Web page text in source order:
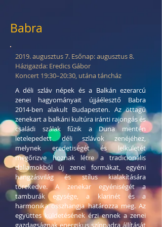
Babra
2019. augusztus 7. Esőnap: augusztus 8.
Házigazda: Eredics Gábor
Koncert 19:30–20:30, utána táncház
A déli szláv népek és a Balkán ezerarcú
zenei hagyományait újjáélesztő Babra
2014-ben alakult Budapesten. Az öttagú
zenekart a balkáni kultúra iránti rajongás és
családi szálak fűzik a Duna mentén
letelepedett déli szlávok zenéjéhez,
melynek eredetiségét és lelkületét
megőrizve hoznak létre a tradicionális
dallamokból új zenei formákat, egyéni
hangzásvilág és stílus kialakítására
törekedve. A zenekar egyéniségét a
tamburák egysége, a klarinét és a
harmonika összhangja határozza meg. Az
együttes küldetésének érzi ennek a zenei
gazdagságnak energikus színpadra állítását